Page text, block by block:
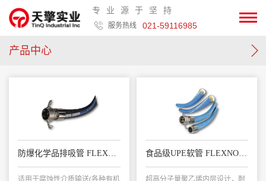
专业源于坚持
服务热线 021-59116985
产品中心
防爆化学品排吸管 FLEXNORM US/16
适用于腐蚀性介质输送(各种有机
食品级UPE软管 FLEXNORM US/10
超高分子量聚乙烯内层设计，耐